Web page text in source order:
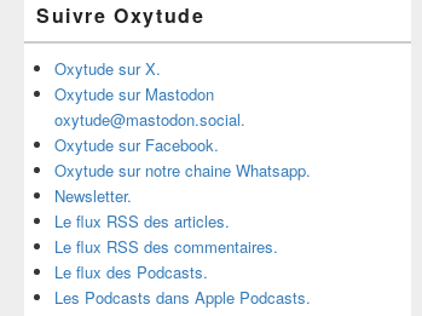
Suivre Oxytude
Oxytude sur X.
Oxytude sur Mastodon
oxytude@mastodon.social.
Oxytude sur Facebook.
Oxytude sur notre chaine Whatsapp.
Newsletter.
Le flux RSS des articles.
Le flux RSS des commentaires.
Le flux des Podcasts.
Les Podcasts dans Apple Podcasts.